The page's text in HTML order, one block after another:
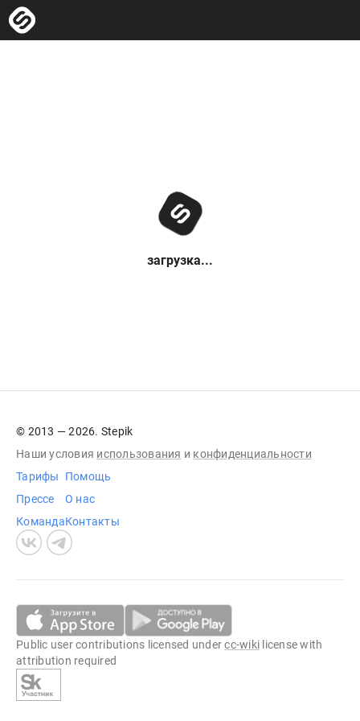
загрузка...
© 2013 — 2026. Stepik
Наши условия использования и конфиденциальности
Тарифы
Прессе
Команда
Помощь
О нас
Контакты
Public user contributions licensed undercc-wiki license with
attribution required